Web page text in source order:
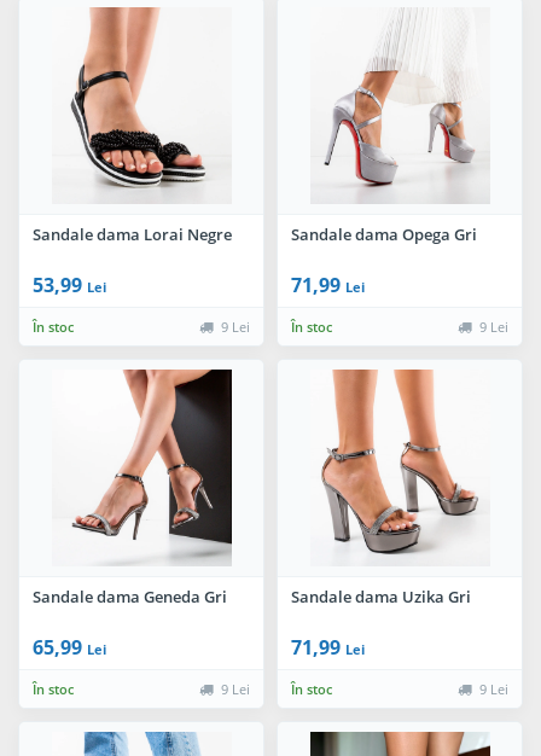
Sandale dama Lorai Negre
53,99 Lei
În stoc 9 Lei
Sandale dama Opega Gri
71,99 Lei
În stoc 9 Lei
Sandale dama Geneda Gri
65,99 Lei
În stoc 9 Lei
Sandale dama Uzika Gri
71,99 Lei
În stoc 9 Lei